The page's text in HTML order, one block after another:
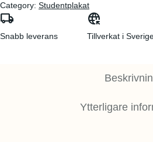
Category: Studentplakat
local_shipping
Snabb leverans
captive_portal
Tillverkat i
Ytterligare